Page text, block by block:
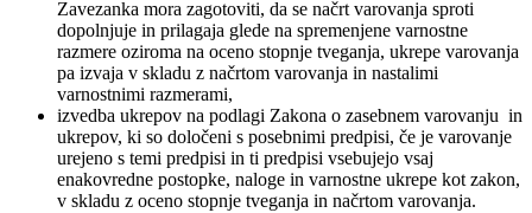
Zavezanka mora zagotoviti, da se načrt varovanja sproti
dopolnjuje in prilagaja glede na spremenjene varnostne
razmere oziroma na oceno stopnje tveganja, ukrepe varovanja
pa izvaja v skladu z načrtom varovanja in nastalimi
varnostnimi razmerami,
izvedba ukrepov na podlagi Zakona o zasebnem varovanju in
ukrepov, ki so določeni s posebnimi predpisi, če je varovanje
urejeno s temi predpisi in ti predpisi vsebujejo vsaj
enakovredne postopke, naloge in varnostne ukrepe kot zakon,
v skladu z oceno stopnje tveganja in načrtom varovanja.